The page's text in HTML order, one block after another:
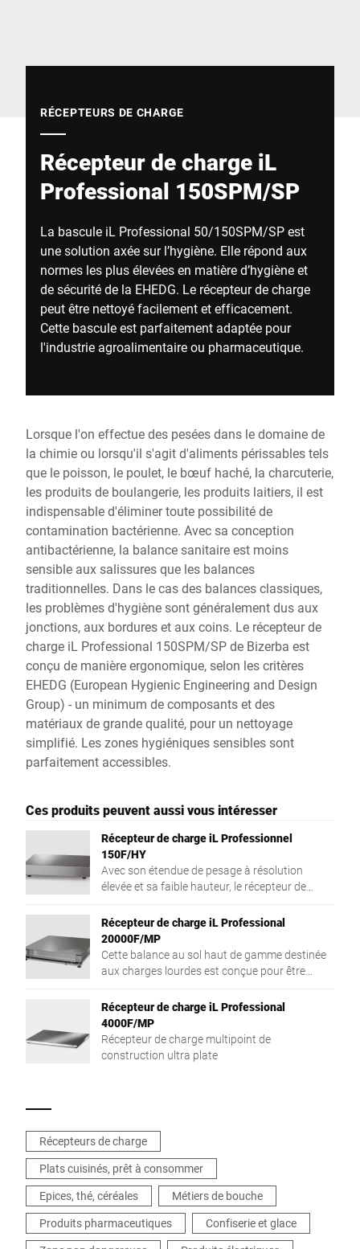
RÉCEPTEURS DE CHARGE
Récepteur de charge iL
Professional 150SPM/SP
La bascule iL Professional 50/150SPM/SP est
une solution axée sur l’hygiène. Elle répond aux
normes les plus élevées en matière d’hygiène et
de sécurité de la EHEDG. Le récepteur de charge
peut être nettoyé facilement et efficacement.
Cette bascule est parfaitement adaptée pour
l'industrie agroalimentaire ou pharmaceutique.
Lorsque l'on effectue des pesées dans le domaine de
la chimie ou lorsqu'il s'agit d'aliments périssables tels
que le poisson, le poulet, le bœuf haché, la charcuterie,
les produits de boulangerie, les produits laitiers, il est
indispensable d'éliminer toute possibilité de
contamination bactérienne. Avec sa conception
antibactérienne, la balance sanitaire est moins
sensible aux salissures que les balances
traditionnelles. Dans le cas des balances classiques,
les problèmes d'hygiène sont généralement dus aux
jonctions, aux bordures et aux coins. Le récepteur de
charge iL Professional 150SPM/SP de Bizerba est
conçu de manière ergonomique, selon les critères
EHEDG (European Hygienic Engineering and Design
Group) - un minimum de composants et des
matériaux de grande qualité, pour un nettoyage
simplifié. Les zones hygiéniques sensibles sont
parfaitement accessibles.
Ces produits peuvent aussi vous intéresser
Récepteur de charge iL Professionnel
150F/HY
Avec son étendue de pesage à résolution
élevée et sa faible hauteur, le récepteur de
instrument de pesage à un, deux ou plusieurs
échelons.
Récepteur de charge iL Professional
20000F/MP
Cette balance au sol haut de gamme destinée
aux charges lourdes est conçue pour être
utilisée de manière indépendante.
Récepteur de charge iL Professional
4000F/MP
Récepteur de charge multipoint de
construction ultra plate
Récepteurs de charge
Plats cuisinés, prêt à consommer
Epices, thé, céréales
Métiers de bouche
Produits pharmaceutiques
Confiserie et glace